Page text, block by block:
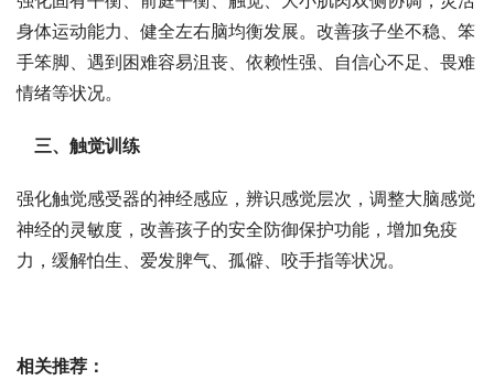
身体运动能力、健全左右脑均衡发展。改善孩子坐不稳、笨
手笨脚、遇到困难容易沮丧、依赖性强、自信心不足、畏难
情绪等状况。
三、触觉训练
强化触觉感受器的神经感应，辨识感觉层次，调整大脑感觉
神经的灵敏度，改善孩子的安全防御保护功能，增加免疫
力，缓解怕生、爱发脾气、孤僻、咬手指等状况。
相关推荐：